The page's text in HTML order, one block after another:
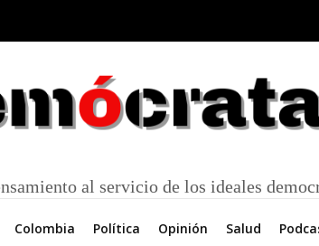
al servicio de los ideales
Colombia Política Opinión Salud